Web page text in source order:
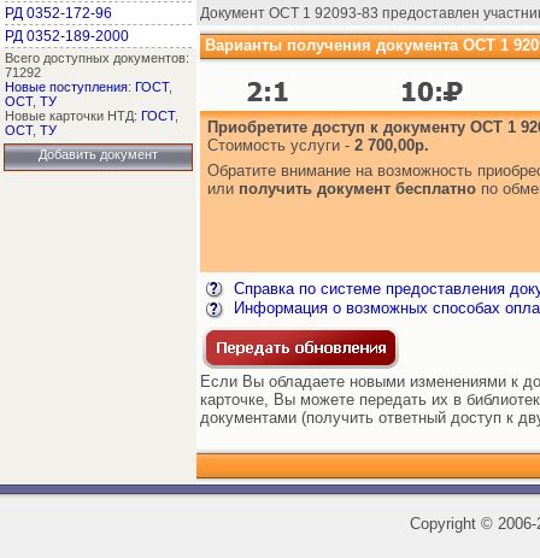
РД 0352-172-96
РД 0352-189-2000
Всего доступных документов:
71292
Новые поступления: ГОСТ,
ОСТ, ТУ
Новые карточки НТД: ГОСТ,
ОСТ, ТУ
Добавить документ
Документ ОСТ 1 92093-83 предоставлен
Варианты получения документа ОСТ 1
Приобретите доступ к документу ОСТ 1
Стоимость услуги - 2 700,00р.
Обратите внимание на возможность
или получить документ бесплатно по
Справка по системе предоставления
Информация о возможных способах
Если Вы обладаете новыми изменениями к
карточке, Вы можете передать их в
документами (получить ответный доступ к
Copyright ©